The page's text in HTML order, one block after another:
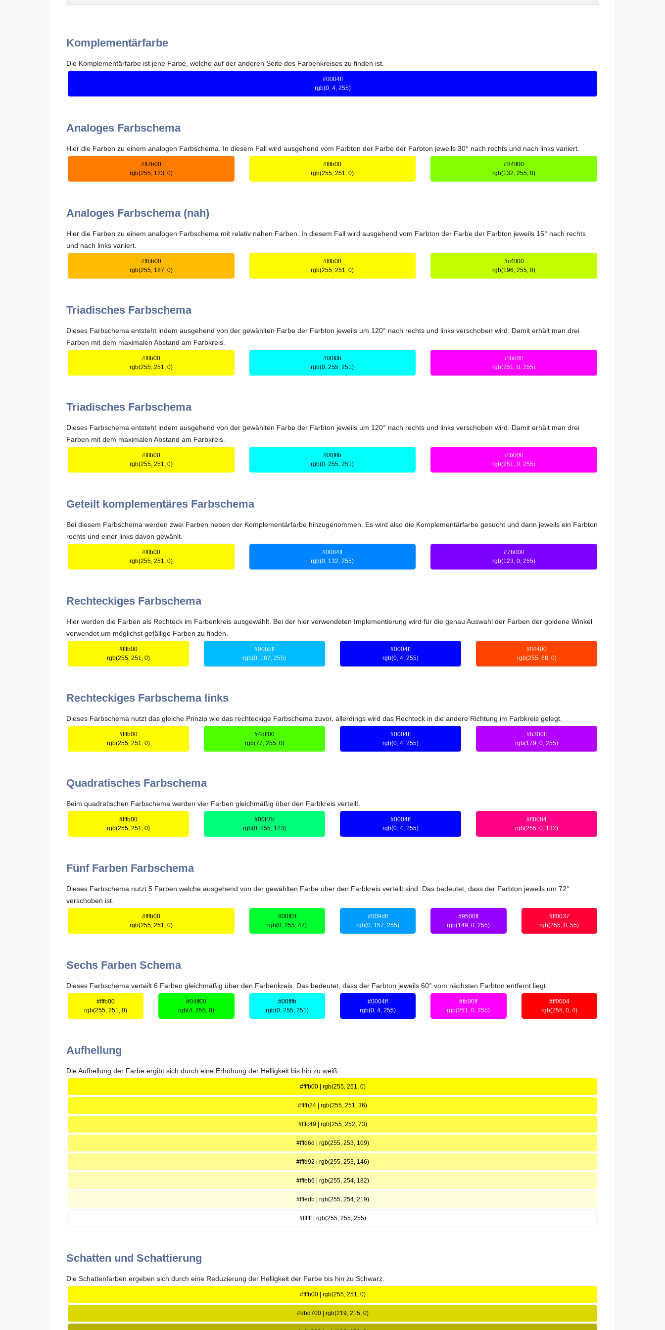
Komplementärfarbe
Die Komplementärfarbe ist jene Farbe, welche auf der anderen Seite des Farbenkreises zu finden ist.
#0004ff
rgb(0, 4, 255)
Analoges Farbschema
Hier die Farben zu einem analogen Farbschema. In diesem Fall wird ausgehend vom Farbton der Farbe der Farbton jeweils 30° nach rechts und nach links variiert.
#ff7b00
rgb(255, 123, 0)
#fffb00
rgb(255, 251, 0)
#84ff00
rgb(132, 255, 0)
Analoges Farbschema (nah)
Hier die Farben zu einem analogen Farbschema mit relativ nahen Farben. In diesem Fall wird ausgehend vom Farbton der Farbe der Farbton jeweils 15° nach rechts
und nach links variiert.
#ffbb00
rgb(255, 187, 0)
#fffb00
rgb(255, 251, 0)
#c4ff00
rgb(196, 255, 0)
Triadisches Farbschema
Dieses Farbschema entsteht indem ausgehend von der gewählten Farbe der Farbton jeweils um 120° nach rechts und links verschoben wird. Damit erhält man drei
Farben mit dem maximalen Abstand am Farbkreis.
#fffb00
rgb(255, 251, 0)
#00fffb
rgb(0, 255, 251)
#fb00ff
rgb(251, 0, 255)
Triadisches Farbschema
Dieses Farbschema entsteht indem ausgehend von der gewählten Farbe der Farbton jeweils um 120° nach rechts und links verschoben wird. Damit erhält man drei
Farben mit dem maximalen Abstand am Farbkreis.
#fffb00
rgb(255, 251, 0)
#00fffb
rgb(0, 255, 251)
#fb00ff
rgb(251, 0, 255)
Geteilt komplementäres Farbschema
Bei diesem Farbschema werden zwei Farben neben der Komplementärfarbe hinzugenommen. Es wird also die Komplementärfarbe gesucht und dann jeweils ein Farbton
rechts und einer links davon gewählt.
#fffb00
rgb(255, 251, 0)
#0084ff
rgb(0, 132, 255)
#7b00ff
rgb(123, 0, 255)
Rechteckiges Farbschema
Hier werden die Farben als Rechteck im Farbenkreis ausgewählt. Bei der hier verwendeten Implementierung wird für die genau Auswahl der Farben der goldene Winkel
verwendet um möglichst gefällige Farben zu finden.
#fffb00
rgb(255, 251, 0)
#00bbff
rgb(0, 187, 255)
#0004ff
rgb(0, 4, 255)
#ff4400
rgb(255, 68, 0)
Rechteckiges Farbschema links
Dieses Farbschema nutzt das gleiche Prinzip wie das rechteckige Farbschema zuvor, allerdings wird das Rechteck in die andere Richtung im Farbkreis gelegt.
#fffb00
rgb(255, 251, 0)
#4dff00
rgb(77, 255, 0)
#0004ff
rgb(0, 4, 255)
#b300ff
rgb(179, 0, 255)
Quadratisches Farbschema
Beim quadratischen Farbschema werden vier Farben gleichmäßig über den Farbkreis verteilt.
#fffb00
rgb(255, 251, 0)
#00ff7b
rgb(0, 255, 123)
#0004ff
rgb(0, 4, 255)
#ff0084
rgb(255, 0, 132)
Fünf Farben Farbschema
Dieses Farbschema nutzt 5 Farben welche ausgehend von der gewählten Farbe über den Farbkreis verteilt sind. Das bedeutet, dass der Farbton jeweils um 72°
verschoben ist.
#fffb00
rgb(255, 251, 0)
#00ff2f
rgb(0, 255, 47)
#009dff
rgb(0, 157, 255)
#9500ff
rgb(149, 0, 255)
#ff0037
rgb(255, 0, 55)
Sechs Farben Schema
Dieses Farbschema verteilt 6 Farben gleichmäßig über den Farbenkreis. Das bedeutet, dass der Farbton jeweils 60° vom nächsten Farbton entfernt liegt.
#fffb00
rgb(255, 251, 0)
#04ff00
rgb(4, 255, 0)
#00fffb
rgb(0, 255, 251)
#0004ff
rgb(0, 4, 255)
#fb00ff
rgb(251, 0, 255)
#ff0004
rgb(255, 0, 4)
Aufhellung
Die Aufhellung der Farbe ergibt sich durch eine Erhöhung der Helligkeit bis hin zu weiß.
#fffb00 | rgb(255, 251, 0)
#fffb24 | rgb(255, 251, 36)
#fffc49 | rgb(255, 252, 73)
#fffd6d | rgb(255, 253, 109)
#fffd92 | rgb(255, 253, 146)
#fffeb6 | rgb(255, 254, 182)
#fffedb | rgb(255, 254, 219)
#ffffff | rgb(255, 255, 255)
Schatten und Schattierung
Die Schattenfarben ergeben sich durch eine Reduzierung der Helligkeit der Farbe bis hin zu Schwarz.
#fffb00 | rgb(255, 251, 0)
#dbd700 | rgb(219, 215, 0)